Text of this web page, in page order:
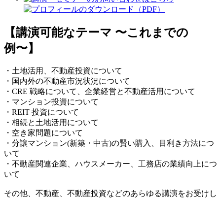
【講演可能なテーマ 〜これまでの
例〜】
・土地活用、不動産投資について
・国内外の不動産市況状況について
・CRE 戦略について、企業経営と不動産活用について
・マンション投資について
・REIT 投資について
・相続と土地活用について
・空き家問題について
・分譲マンション(新築・中古)の賢い購入、目利き方法につ
いて
・不動産関連企業、ハウスメーカー、工務店の業績向上につ
いて
その他、不動産、不動産投資などのあらゆる講演をお受けし